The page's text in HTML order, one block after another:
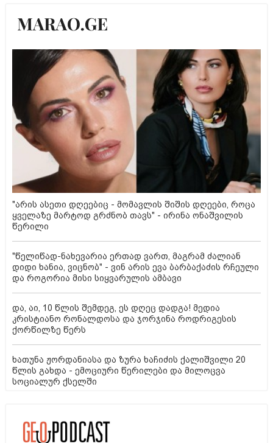
"არის ასეთი დღეებიც - მომავლის შიშის დღეები, როცა
ყველაზე მარტოდ გრძნობ თავს" - ირინა ონაშვილის
წერილი
"წელიწად-ნახევარია ერთად ვართ, მაგრამ ძალიან
დიდი ხანია, ვიცნობ" - ვინ არის ევა ბარბაქაძის რჩეული
და როგორია მისი სიყვარულის ამბავი
და, აი, 10 წლის შემდეგ, ეს დღეც დადგა! მედია
კრისტიანო რონალდოსა და ჯორჯინა როდრიგესის
ქორწილზე წერს
ხათუნა ჟორდანიასა და ზურა ხაჩიძის ქალიშვილი 20
წლის გახდა - ემოციური წერილები და მილოცვა
სოციალურ ქსელში